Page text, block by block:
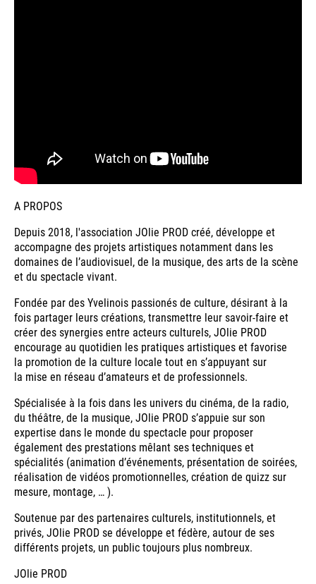
A PROPOS
Depuis 2018, l'association JOlie PROD créé, développe et
accompagne des projets artistiques notamment dans les
domaines de l’audiovisuel, de la musique, des arts de la scène
et du spectacle vivant.
Fondée par des Yvelinois passionés de culture, désirant à la
fois partager leurs créations, transmettre leur savoir-faire et
créer des synergies entre acteurs culturels, JOlie PROD
encourage au quotidien les pratiques artistiques et favorise
la promotion de la culture locale tout en s’appuyant sur
la mise en réseau d’amateurs et de professionnels.
Spécialisée à la fois dans les univers du cinéma, de la radio,
du théâtre, de la musique, JOlie PROD s’appuie sur son
expertise dans le monde du spectacle pour proposer
également des prestations mêlant ses techniques et
spécialités (animation d’événements, présentation de soirées,
réalisation de vidéos promotionnelles, création de quizz sur
mesure, montage, … ).
Soutenue par des partenaires culturels, institutionnels, et
privés, JOlie PROD se développe et fédère, autour de ses
différents projets, un public toujours plus nombreux.
JOlie PROD